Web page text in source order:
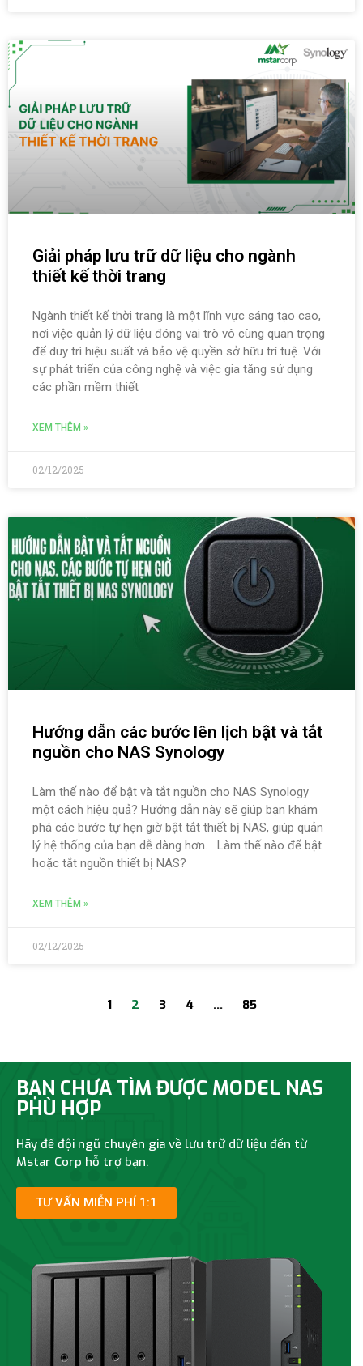
Giải pháp lưu trữ dữ liệu cho ngành
thiết kế thời trang
Ngành thiết kế thời trang là một lĩnh vực sáng tạo cao,
nơi việc quản lý dữ liệu đóng vai trò vô cùng quan trọng
để duy trì hiệu suất và bảo vệ quyền sở hữu trí tuệ. Với
sự phát triển của công nghệ và việc gia tăng sử dụng
các phần mềm thiết
XEM THÊM »
02/12/2025
Hướng dẫn các bước lên lịch bật và tắt
nguồn cho NAS Synology
Làm thế nào để bật và tắt nguồn cho NAS Synology
một cách hiệu quả? Hướng dẫn này sẽ giúp bạn khám
phá các bước tự hẹn giờ bật tắt thiết bị NAS, giúp quản
lý hệ thống của bạn dễ dàng hơn. Làm thế nào để bật
hoặc tắt nguồn thiết bị NAS?
XEM THÊM »
02/12/2025
1 2 3 4 … 85
BẠN CHƯA TÌM ĐƯỢC MODEL NAS
PHÙ HỢP
Hãy để đội ngũ chuyên gia về lưu trữ dữ liệu đến từ
Mstar Corp hỗ trợ bạn.
TƯ VẤN MIỄN PHÍ 1:1